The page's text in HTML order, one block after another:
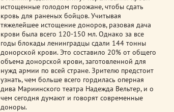
истощенные голодом горожане, чтобы сдать
кровь для раненых бойцов. Учитывая
тяжелейшее истощение доноров, разовая дача
крови была всего 120-150 мл. Однако за все
годы блокады ленинградцы сдали 144 тонны
донорской крови. Это составило 20% от общего
объема донорской крови, заготовленной для
нужд армии по всей стране. Зрителю предстоит
узнать, чем больше всего гордилась оперная
дива Мариинского театра Надежда Вельтер, и о
чем сегодня думают и говорят современные
доноры.